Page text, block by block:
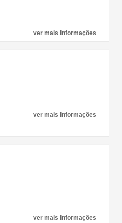
ver mais informações
ver mais informações
ver mais informações